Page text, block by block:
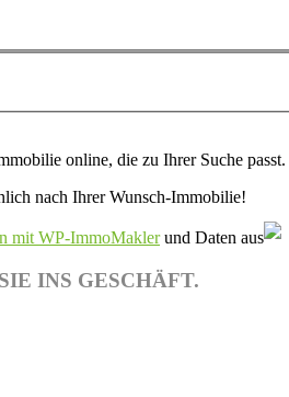
online, die zu Ihrer Suche passt.
nach Ihrer Wunsch-Immobilie!
mit WP-ImmoMaklerund Daten aus
INS GESCHÄFT.